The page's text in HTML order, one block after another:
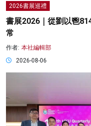
2026書展巡禮
書展2026｜從劉以鬯
常
作者: 本社編輯部
2026-08-06